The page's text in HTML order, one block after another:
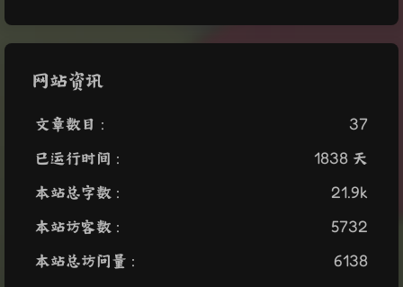
网站资讯
文章数目 :
37
已运行时间 :
1838 天
本站总字数 :
21.9k
本站访客数 :
5732
本站总访问量 :
6138